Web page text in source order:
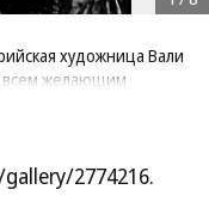
художница Вали
всем желающим
вроде ящика.
2774216.